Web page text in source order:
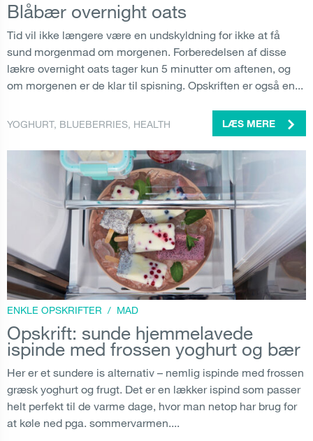
Blåbær overnight oats
Tid vil ikke længere være en undskyldning for ikke at få
sund morgenmad om morgenen. Forberedelsen af disse
lækre overnight oats tager kun 5 minutter om aftenen, og
om morgenen er de klar til spisning. Opskriften er også en...
YOGHURT, BLUEBERRIES, HEALTH LÆS MERE
ENKLE OPSKRIFTER / MAD
Opskrift: sunde hjemmelavede
ispinde med frossen yoghurt og bær
Her er et sundere is alternativ – nemlig ispinde med frossen
græsk yoghurt og frugt. Det er en lækker ispind som passer
helt perfekt til de varme dage, hvor man netop har brug for
at køle ned pga. sommervarmen....